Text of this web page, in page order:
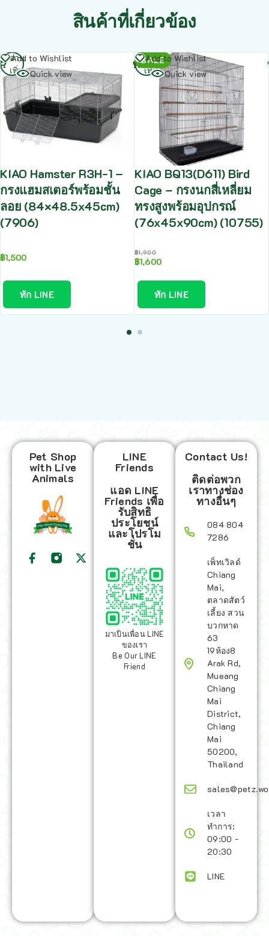
สินค้าที่เกี่ยวข้อง
Add to Wishlist
Quick view
KIAO Hamster R3H-1 –
กรงแฮมสเตอร์พร้อมชั้น
ลอย (84×48.5x45cm)
(7906)
฿1,500
ทัก LINE
อ่าน
เพิ่ม
SALE
Add to Wishlist
Quick view
KIAO BQ13(D611) Bird
Cage – กรงนกสี่เหลี่ยม
ทรงสูงพร้อมอุปกรณ์
(76x45x90cm) (10755)
฿1,900
฿1,600
ทัก LINE
อ่าน
เพิ่ม
Pet Shop
with Live
Animals
LINE
Friends
แอด LINE
Friends เพื่อ
รับสิทธิ
ประโยชน์
และโปรโม
ชั่น
มาเป็นเพื่อน LINE
ของเรา
Be Our LINE
Friend
Contact Us!
ติดต่อพวก
เราทางช่อง
ทางอื่นๆ
084 804
7286
เพ็ทเวิลด์
Chiang
Mai,
ตลาดสัตว์
เลี้ยง สวน
บวกหาด
63
19ห้อง8
Arak Rd,
Mueang
Chiang
Mai
District,
Chiang
Mai
50200,
Thailand
เวลา
ทำการ:
09:00 -
20:30
LINE